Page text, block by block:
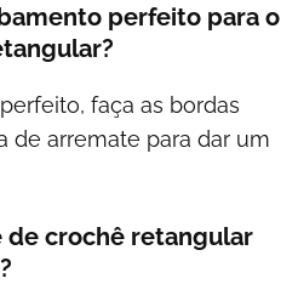
perfeito para o
faça as bordas
de arremate para dar um
de crochê retangular